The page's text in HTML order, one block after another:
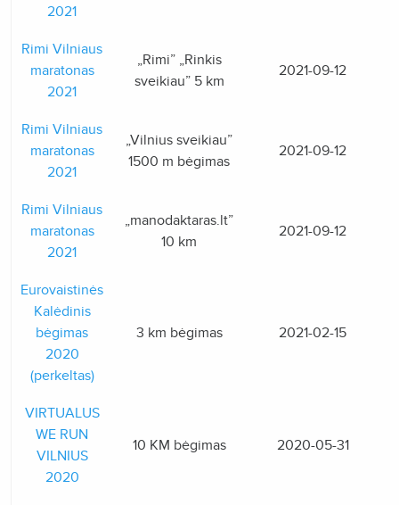
2021
Rimi Vilniaus
maratonas
2021
„Rimi” „Rinkis
sveikiau” 5 km
2021-09-12
Rimi Vilniaus
maratonas
2021
„Vilnius sveikiau”
1500 m bėgimas
2021-09-12
Rimi Vilniaus
maratonas
2021
„manodaktaras.lt”
10 km
2021-09-12
Eurovaistinės
Kalėdinis
bėgimas
2020
(perkeltas)
3 km bėgimas 2021-02-15
VIRTUALUS
WE RUN
VILNIUS
2020
10 KM bėgimas 2020-05-31